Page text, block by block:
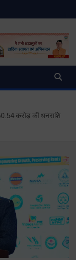
करोड़ की धनराशि